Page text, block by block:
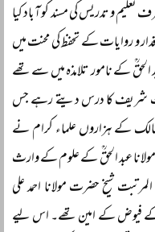
و تدریس کی مسند کو آباد کیا
و روایات کے تحفظ کی محنت میں
کے نامور تلامذہ میں سے تھے
شریف کا درس دیتے رہے جس
کے ہزاروں علماء کرام نے
عبد الحقؒ کے علوم کے وارث
شیخ حضرت مولانا احمد علی
کے فیوض کے امین تھے۔ اس لیے